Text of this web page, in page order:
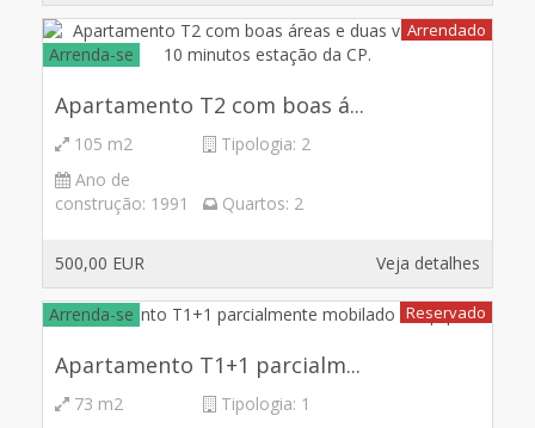
Arrendado
Arrenda-se
Apartamento T2 com boas á...
105 m2 Tipologia: 2
Ano de
construção: 1991 Quartos: 2
500,00 EUR Veja detalhes
Reservado
Arrenda-se
Apartamento T1+1 parcialm...
73 m2 Tipologia: 1